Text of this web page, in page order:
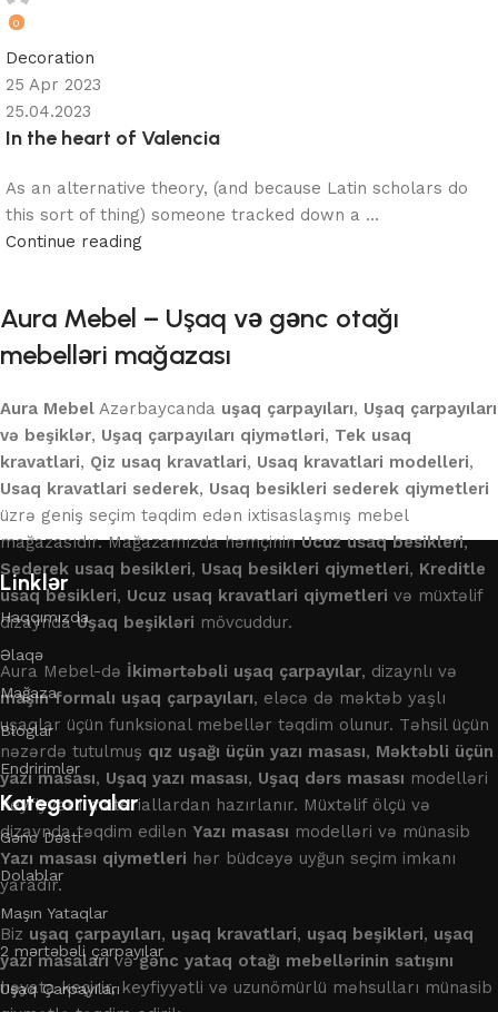
0
Decoration
25 Apr 2023
25.04.2023
In the heart of Valencia
As an alternative theory, (and because Latin scholars do
this sort of thing) someone tracked down a ...
Continue reading
Aura Mebel – Uşaq və gənc otağı
mebelləri mağazası
Aura Mebel Azərbaycanda uşaq çarpayıları, Uşaq çarpayıları
və beşiklər, Uşaq çarpayıları qiymətləri, Tek usaq
kravatlari, Qiz usaq kravatlari, Usaq kravatlari modelleri,
Usaq kravatlari sederek, Usaq besikleri sederek qiymetleri
üzrə geniş seçim təqdim edən ixtisaslaşmış mebel
mağazasıdır. Mağazamızda həmçininUcuz usaq besikleri,
Sederek usaq besikleri, Usaq besikleri qiymetleri, Kreditle
usaq besikleri, Ucuz usaq kravatlari qiymetleri və müxtəlif
dizayndaUşaq beşikləri mövcuddur.
Aura Mebel-də İkimərtəbəli uşaq çarpayılar, dizaynlı və
maşın formalı uşaq çarpayıları, eləcə də məktəb yaşlı
uşaqlar üçün funksional mebellər təqdim olunur. Təhsil üçün
nəzərdə tutulmuş qız uşağı üçün yazı masası, Məktəbli üçün
yazı masası, Uşaq yazı masası, Uşaq dərs masası modelləri
keyfiyyətli materiallardan hazırlanır. Müxtəlif ölçü və
dizaynda təqdim edilən Yazı masası modelləri və münasib
Yazı masası qiymetleri hər büdcəyə uyğun seçim imkanı
yaradır.
Biz uşaq çarpayıları, uşaq kravatlari, uşaq beşikləri, uşaq
yazı masalarıvəgənc yataq otağı mebellərinin satışını
həyata keçirir, keyfiyyətli və uzunömürlü məhsulları münasib
Linklər
Haqqımızda
Əlaqə
Mağaza
Bloglar
Endririmlər
Kategoriyalar
Gənc Dəsti
Dolablar
Maşın Yataqlar
2 mərtəbəli çarpayılar
Uşaq Çarpayıları